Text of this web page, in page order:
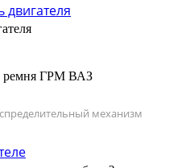
ремня ГРМ ВАЗ
механизм